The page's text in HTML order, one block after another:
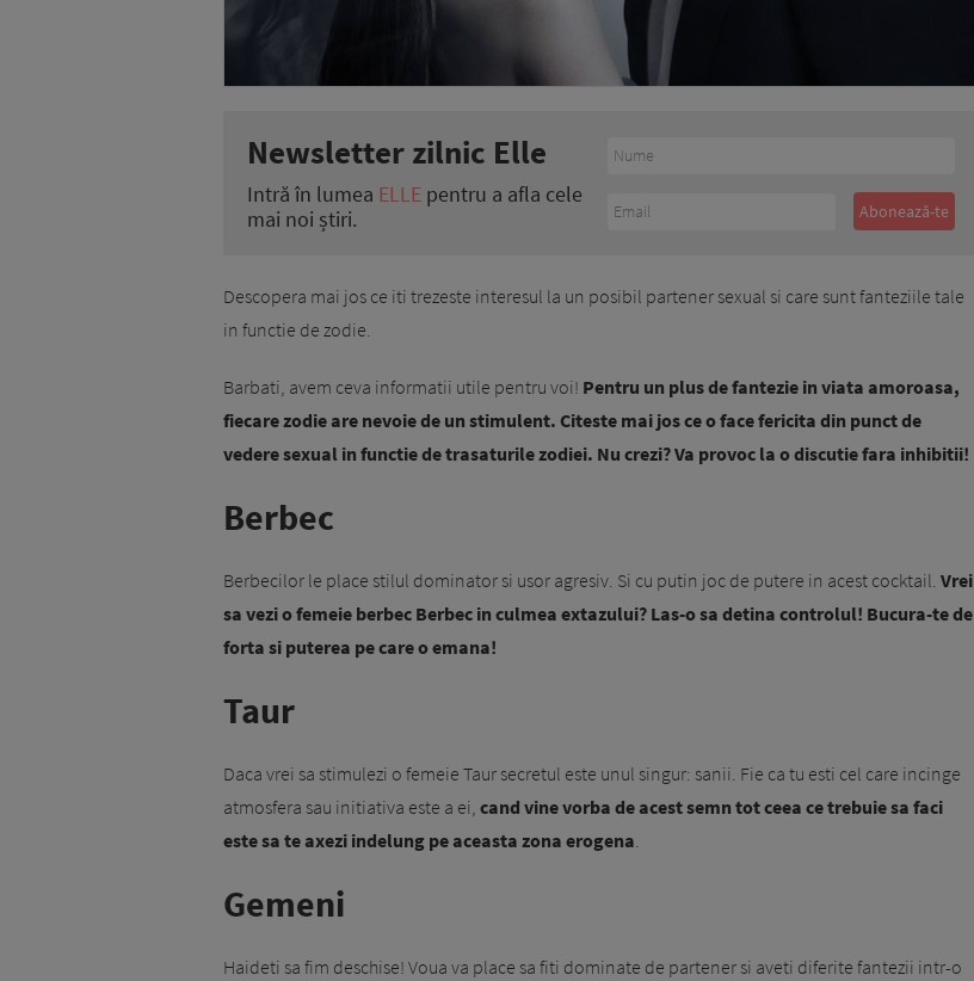
Newsletter zilnic Elle
Intră în lumea ELLE pentru a afla cele
mai noi știri.
Descopera mai jos ce iti trezeste interesul la un posibil partener sexual si care sunt fanteziile tale
in functie de zodie.
Barbati, avem ceva informatii utile pentru voi! Pentru un plus de fantezie in viata amoroasa,
fiecare zodie are nevoie de un stimulent. Citeste mai jos ce o face fericita din punct de
vedere sexual in functie de trasaturile zodiei. Nu crezi? Va provoc la o discutie fara inhibitii!
Berbec
Berbecilor le place stilul dominator si usor agresiv. Si cu putin joc de putere in acest cocktail. Vrei
sa vezi o femeie berbec Berbec in culmea extazului? Las-o sa detina controlul! Bucura-te de
forta si puterea pe care o emana!
Taur
Daca vrei sa stimulezi o femeie Taur secretul este unul singur: sanii. Fie ca tu esti cel care incinge
atmosfera sau initiativa este a ei, cand vine vorba de acest semn tot ceea ce trebuie sa faci
este sa te axezi indelung pe aceasta zona erogena.
Gemeni
Haideti sa fim deschise! Voua va place sa fiti dominate de partener si aveti diferite fantezii intr-o